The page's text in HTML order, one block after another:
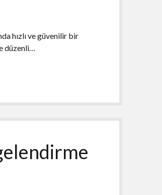
hızlı ve güvenilir bir
düzenli…